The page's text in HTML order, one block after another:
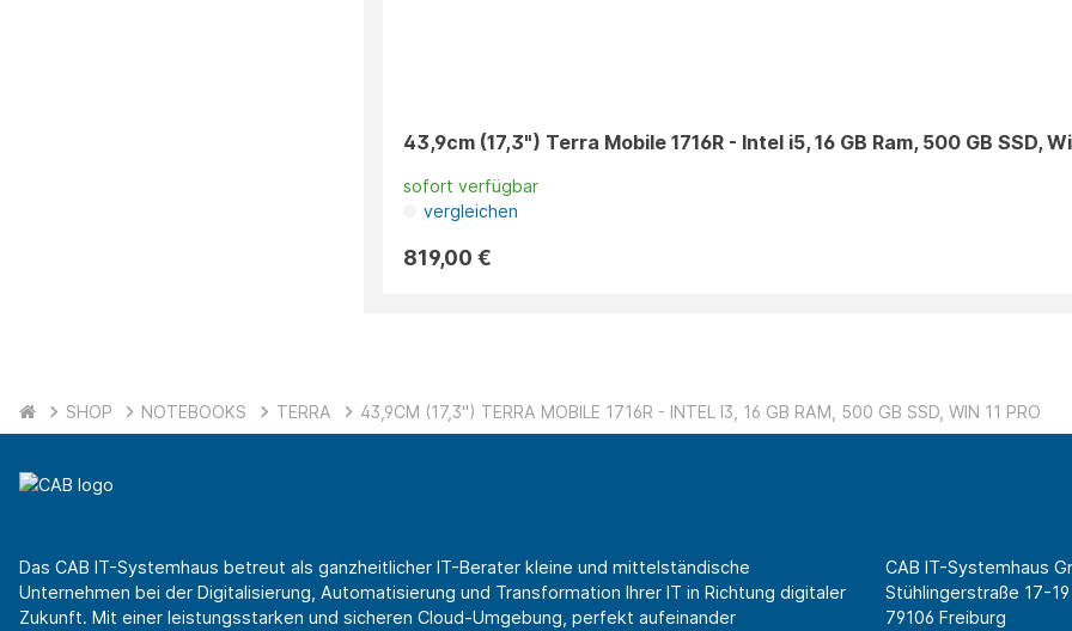
43,9cm (17,3") Terra Mobile 1716R - Intel i5, 16 GB Ram, 500 GB SSD,
sofort verfügbar
vergleichen
819,00 €
SHOP NOTEBOOKS TERRA 43,9CM (17,3") TERRA MOBILE 1716R - INTEL I3, 16 GB RAM, 500 GB SSD, WIN 11 PRO
Das CAB IT-Systemhaus betreut als ganzheitlicher IT-Berater kleine und mittelständische
Unternehmen bei der Digitalisierung, Automatisierung und Transformation Ihrer IT in Richtung digitaler
Zukunft. Mit einer leistungsstarken und sicheren Cloud-Umgebung, perfekt aufeinander
CAB IT-Systemhaus
Stühlingerstraße 17-19
79106 Freiburg